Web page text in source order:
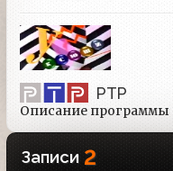
РТР
Описание программы
Записи 2